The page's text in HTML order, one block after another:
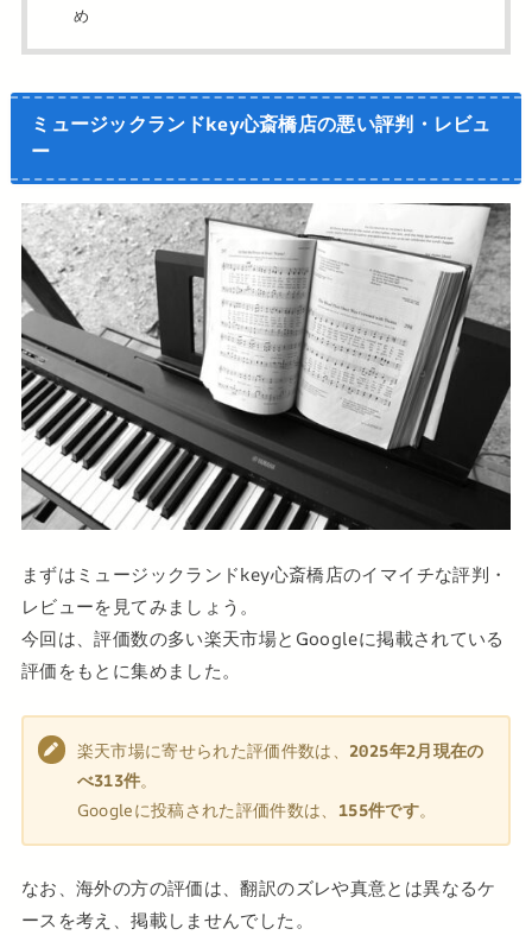
め
ミュージックランドkey心斎橋店の悪い評判・レビュ
ー
まずはミュージックランドkey心斎橋店のイマイチな評判・
レビューを見てみましょう。
今回は、評価数の多い楽天市場とGoogleに掲載されている
評価をもとに集めました。
楽天市場に寄せられた評価件数は、 2025年2月現在の
べ313件。
Googleに投稿された評価件数は、 155件です。
なお、海外の方の評価は、翻訳のズレや真意とは異なるケ
ースを考え、掲載しませんでした。